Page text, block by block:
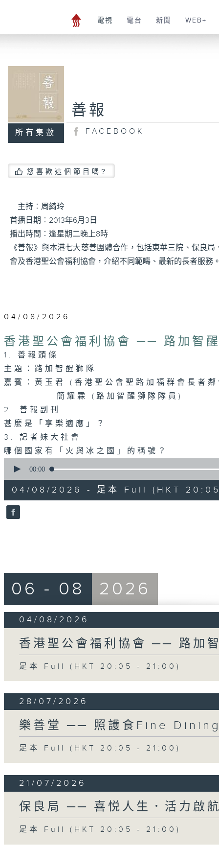
電視 電台 新聞 WEB+
所有集數
善報
FACEBOOK
您喜歡這個節目嗎?
主持︰周綺玲
首播日期︰2013年6月3日
播出時間︰逢星期二晚上8時
《善報》與本港七大慈善團體合作，包括東華三院、保良
會及香港聖公會福利協會，介紹不同範疇、最新的長者服務
04/08/2026
香港聖公會福利協會 ── 路加智
1. 善報頭條
主題：路加智醒獅隊
嘉賓：黃玉君 (香港聖公會聖路加福群會長者
簡耀霖 (路加智醒獅隊隊員)
2. 善報副刊
甚麼是「享樂適應」？
3. 記者妹大社會
哪個國家有「火與冰之國」的稱號？
seconds
55
minutes,
0
seconds
90%
00:00
04/08/2026 - 足本 Full (HKT
06 - 08 2026
04/08/2026
香港聖公會福利協會 ── 路加
足本 Full (HKT 20:05 - 21:00)
28/07/2026
樂善堂 ── 照護食Fine
足本 Full (HKT 20:05 - 21:00)
21/07/2026
保良局 ── 喜悦人生．活力啟
足本 Full (HKT 20:05 - 21:00)